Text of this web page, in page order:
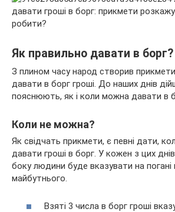
Як правильно давати в борг?
З плином часу народ створив
давати в борг гроші. До наших днів
пояснюють, як і коли можна давати в
Коли не можна?
Як свідчать прикмети, є певні дати,
давати гроші в борг. У кожен з цих
боку людини буде вказувати на погані
майбутнього.
Взяті 3 числа в борг гроші